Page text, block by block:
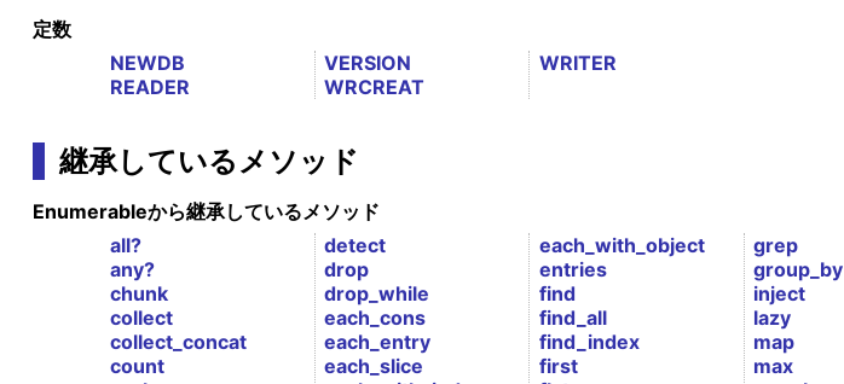
定数
NEWDB
READER
VERSION
WRCREAT
WRITER
継承しているメソッド
Enumerableから継承しているメソッド
all?
any?
chunk
collect
collect_concat
count
detect
drop
drop_while
each_cons
each_entry
each_slice
each_with_object
entries
find
find_all
find_index
first
grep
group_by
inject
lazy
map
max